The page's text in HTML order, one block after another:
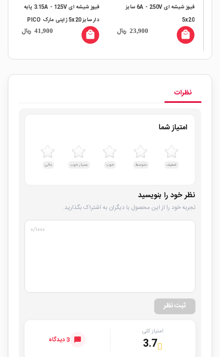
فیوز شیشه ای 6A - 250V سایز
5x20
23,900 ریال local_mall
فیوز شیشه ای 3.15A - 125V پایه
دار سایز 5x20 ژاپنی مارک PICO
41,900 ریال local_mall
نظرات
امتیاز شما
ضعیف متوسط خوب بسیار خوب عالی
نظر خود را بنویسید
تجربه خود را از این محصول با دیگران به اشتراک بگذارید.
۰/۱۰۰۰
ثبت نظر
امتیاز کلی
3.7 3 دیدگاه